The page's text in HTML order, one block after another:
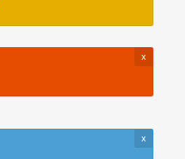
x
x